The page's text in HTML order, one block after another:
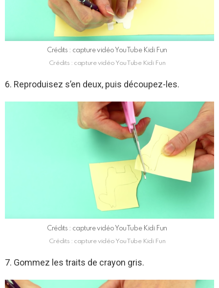
Crédits : capture vidéo YouTube Kidi Fun
Crédits : capture vidéo YouTube Kidi Fun
6. Reproduisez s’en deux, puis découpez-les.
Crédits : capture vidéo YouTube Kidi Fun
Crédits : capture vidéo YouTube Kidi Fun
7. Gommez les traits de crayon gris.